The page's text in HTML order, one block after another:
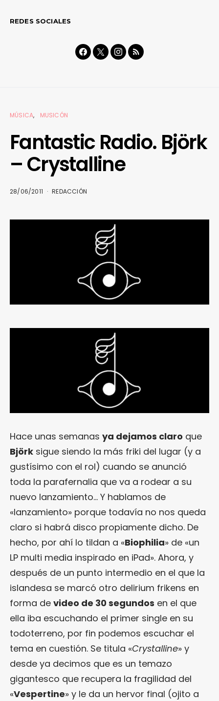
REDES SOCIALES
MÚSICA MUSICÓN
Fantastic Radio. Björk
– Crystalline
28/06/2011 REDACCIÓN
Hace unas semanas ya dejamos claro que
Björk sigue siendo la más friki del lugar (y a
gustísimo con el rol) cuando se anunció
toda la parafernalia que va a rodear a su
nuevo lanzamiento… Y hablamos de
«lanzamiento» porque todavía no nos queda
claro si habrá disco propiamente dicho. De
hecho, por ahí lo tildan a «Biophilia» de «un
LP multi media inspirado en iPad». Ahora, y
después de un punto intermedio en el que la
islandesa se marcó otro delirium frikens en
forma de video de 30 segundos en el que
ella iba escuchando el primer single en su
todoterreno, por fin podemos escuchar el
tema en cuestión. Se titula «Crystalline» y
desde ya decimos que es un temazo
gigantesco que recupera la fragilidad del
«Vespertine» y le da un hervor final (ojito a